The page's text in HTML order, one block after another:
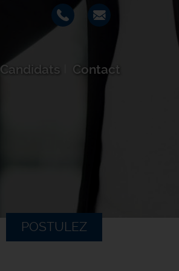
Candidats Contact
POSTULEZ